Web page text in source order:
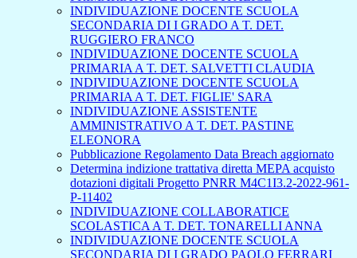
INDIVIDUAZIONE DOCENTE SCUOLA
SECONDARIA DI I GRADO A T. DET.
RUGGIERO FRANCO
INDIVIDUAZIONE DOCENTE SCUOLA
PRIMARIA A T. DET. SALVETTI CLAUDIA
INDIVIDUAZIONE DOCENTE SCUOLA
PRIMARIA A T. DET. FIGLIE' SARA
INDIVIDUAZIONE ASSISTENTE
AMMINISTRATIVO A T. DET. PASTINE
ELEONORA
Pubblicazione Regolamento Data Breach aggiornato
Determina indizione trattativa diretta MEPA acquisto
dotazioni digitali Progetto PNRR M4C1I3.2-2022-961-
P-11402
INDIVIDUAZIONE COLLABORATICE
SCOLASTICA A T. DET. TONARELLI ANNA
INDIVIDUAZIONE DOCENTE SCUOLA
SECONDARIA DI I GRADO PAOLO FERRARI